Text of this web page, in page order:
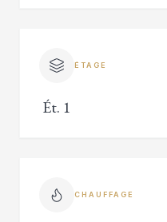
ÉTAGE
Ét. 1
CHAUFFAGE